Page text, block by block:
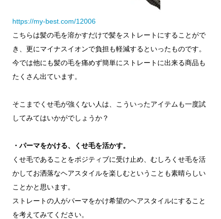
https://my-best.com/12006
こちらは髪の毛を溶かすだけで髪をストレートにすることがで
き、更にマイナスイオンで負担も軽減するといったものです。
今では他にも髪の毛を痛めず簡単にストレートに出来る商品も
たくさん出ています。
そこまでくせ毛が強くない人は、こういったアイテムも一度試
してみてはいかがでしょうか？
・パーマをかける、くせ毛を活かす。
くせ毛であることをポジティブに受け止め、むしろくせ毛を活
かしてお洒落なヘアスタイルを楽しむということも素晴らしい
ことかと思います。
ストレートの人がパーマをかけ希望のヘアスタイルにすること
を考えてみてください。